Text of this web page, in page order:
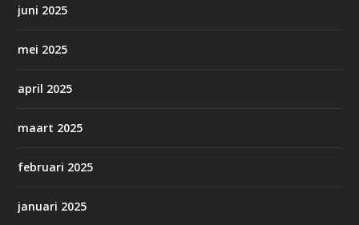
juni 2025
mei 2025
april 2025
maart 2025
februari 2025
januari 2025